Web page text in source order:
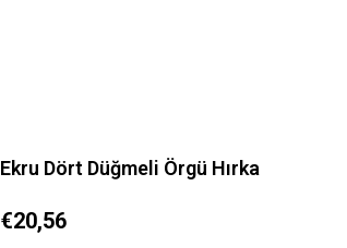
Ekru Dört Düğmeli Örgü Hırka
€20,56